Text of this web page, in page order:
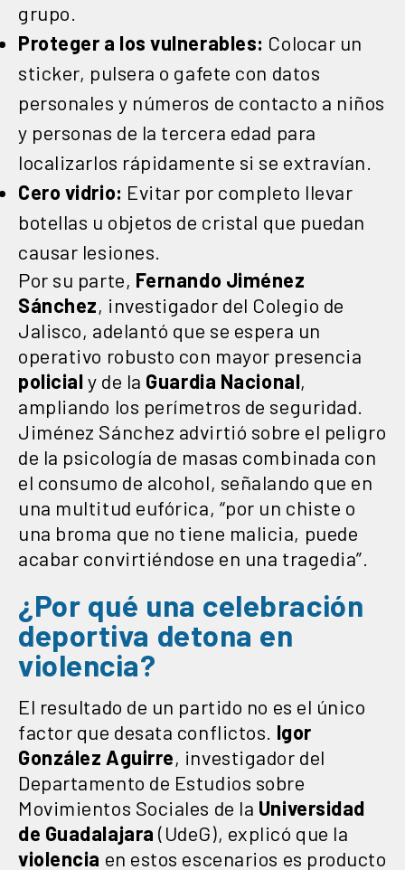
grupo.
Proteger a los vulnerables: Colocar un
sticker, pulsera o gafete con datos
personales y números de contacto a niños
y personas de la tercera edad para
localizarlos rápidamente si se extravían.
Cero vidrio: Evitar por completo llevar
botellas u objetos de cristal que puedan
causar lesiones.
Por su parte, Fernando Jiménez
Sánchez, investigador del Colegio de
Jalisco, adelantó que se espera un
operativo robusto con mayor presencia
policialy de la Guardia Nacional,
ampliando los perímetros de seguridad.
Jiménez Sánchez advirtió sobre el peligro
de la psicología de masas combinada con
el consumo de alcohol, señalando que en
una multitud eufórica, “por un chiste o
una broma que no tiene malicia, puede
acabar convirtiéndose en una tragedia”.
¿Por qué una celebración
deportiva detona en
violencia?
El resultado de un partido no es el único
factor que desata conflictos. Igor
González Aguirre, investigador del
Departamento de Estudios sobre
Movimientos Sociales de la Universidad
de Guadalajara (UdeG), explicó que la
violencia en estos escenarios es producto